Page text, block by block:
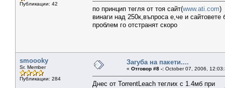
Публикации: 42
по принцип тегля от тоя сайт(www.ati.com)
винаги над 250к,въпроса е,че и
проблем го отстранят скоро
smoooky
Sr. Member
Публикации: 284
Загуба на пакети....
« Отговор #8 -: October 07, 2006,
Днес от TorrentLeach теглих с 1.4мб при